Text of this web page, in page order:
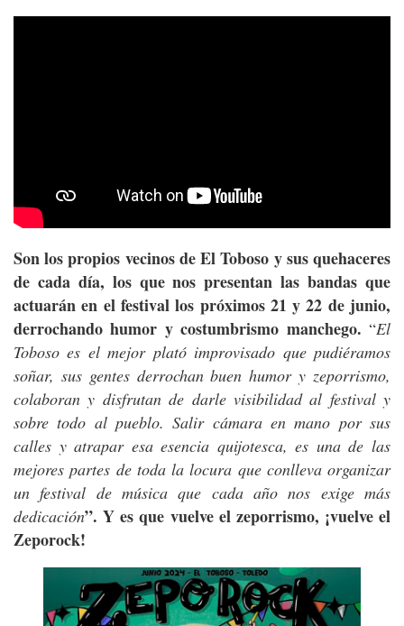
Son los propios vecinos de El Toboso y sus quehaceres
de cada día, los que nos presentan las bandas que
actuarán en el festival los próximos 21 y 22 de junio,
derrochando humor y costumbrismo manchego. “El
Toboso es el mejor plató improvisado que pudiéramos
soñar, sus gentes derrochan buen humor y zeporrismo,
colaboran y disfrutan de darle visibilidad al festival y
sobre todo al pueblo. Salir cámara en mano por sus
calles y atrapar esa esencia quijotesca, es una de las
mejores partes de toda la locura que conlleva organizar
un festival de música que cada año nos exige más
dedicación”. Y es que vuelve el zeporrismo, ¡vuelve el
Zeporock!